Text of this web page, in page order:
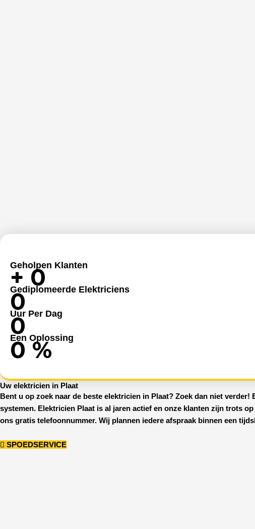
Geholpen Klanten
+ 0
Gediplomeerde Elektriciens
0
Uur Per Dag
0
Een Oplossing
0 %
Uw elektricien in Plaat
Bent u op zoek naar de beste elektricien in Plaat? Zoek dan niet verder!
systemen. Elektricien Plaat is al jaren actief en onze klanten zijn trots
ons gratis telefoonnummer. Wij plannen iedere afspraak binnen een
SPOEDSERVICE